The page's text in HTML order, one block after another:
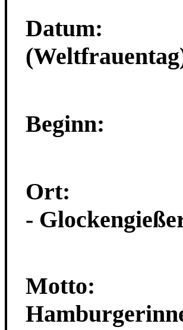
Datum:
(Weltfrauentag
Beginn:
Ort:
-
Motto: